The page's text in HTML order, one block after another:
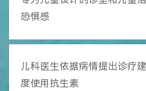
恐惧感
儿科医生依据病情提出诊疗
度使用抗生素